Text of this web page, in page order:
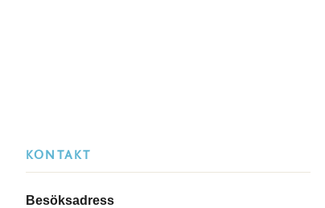
KONTAKT
Besöksadress